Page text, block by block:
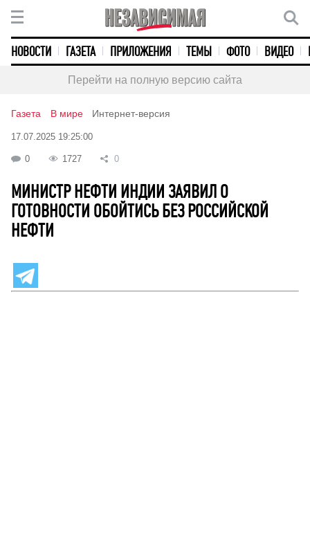
НОВОСТИ ГАЗЕТА ПРИЛОЖЕНИЯ ТЕМЫ ФОТО ВИДЕО
Перейти на полную версию сайта
Газета В мире Интернет-версия
17.07.2025 19:25:00
0 1727 0
МИНИСТР НЕФТИ ИНДИИ ЗАЯВИЛ О
ГОТОВНОСТИ ОБОЙТИСЬ БЕЗ РОССИЙСКОЙ
НЕФТИ